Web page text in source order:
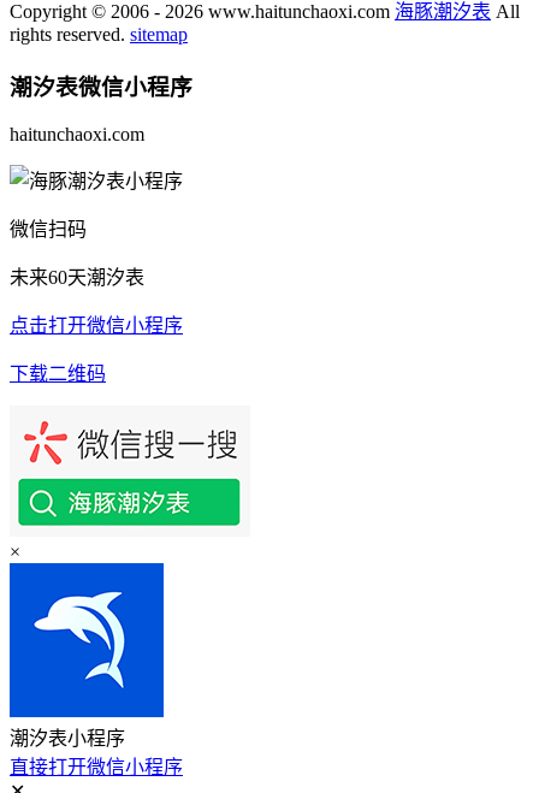
Copyright © 2006 - 2026 www.haitunchaoxi.com 海豚潮汐表 All
rights reserved. sitemap
潮汐表微信小程序
haitunchaoxi.com
微信扫码
未来60天潮汐表
点击打开微信小程序
下载二维码
×
潮汐表小程序
直接打开微信小程序